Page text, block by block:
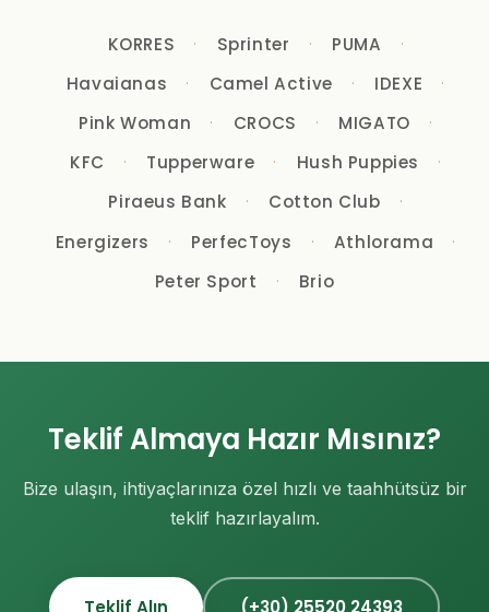
KORRES Sprinter
PUMA
Havaianas
Camel Active
IDEXE
Pink Woman
CROCS
MIGATO
KFC
Tupperware
Hush Puppies
Piraeus Bank
Cotton Club
Energizers
PerfecToys
Athlorama
Peter Sport
Brio
Teklif Almaya Hazır Mısınız?
Bize ulaşın, ihtiyaçlarınıza özel hızlı ve taahhütsüz bir
teklif hazırlayalım.
Teklif Alın (+30) 25520 24393